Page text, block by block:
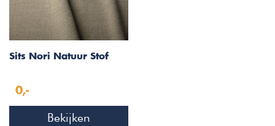
Sits Nori Natuur Stof
0,-
Bekijken